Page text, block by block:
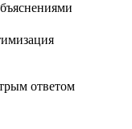
ответом